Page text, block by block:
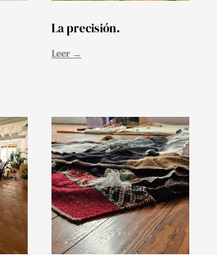
La precisión.
Leer →